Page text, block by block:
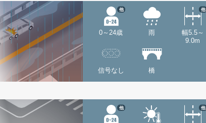
0～24歳
他
雨
幅5.5～
9.0m
他
信号なし 橋
他 他